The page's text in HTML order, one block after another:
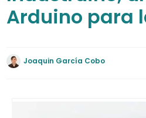
Arduino para
Joaquin García Cobo